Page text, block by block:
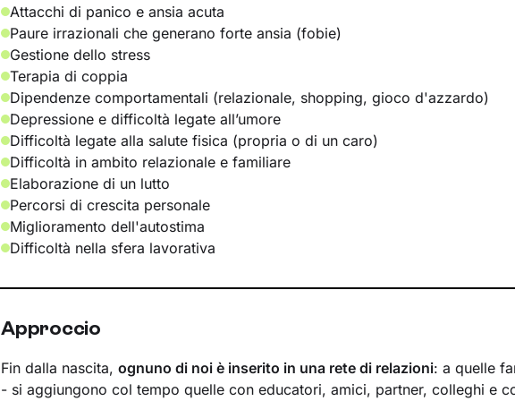
Attacchi di panico e ansia acuta
Paure irrazionali che generano forte ansia (fobie)
Gestione dello stress
Terapia di coppia
Dipendenze comportamentali (relazionale, shopping, gioco d'azzardo)
Depressione e difficoltà legate all’umore
Difficoltà legate alla salute fisica (propria o di un caro)
Difficoltà in ambito relazionale e familiare
Elaborazione di un lutto
Percorsi di crescita personale
Miglioramento dell'autostima
Difficoltà nella sfera lavorativa
Approccio
Fin dalla nascita, ognuno di noi è inserito in una rete di relazioni: a quelle
- si aggiungono col tempo quelle con educatori, amici, partner, colleghi e